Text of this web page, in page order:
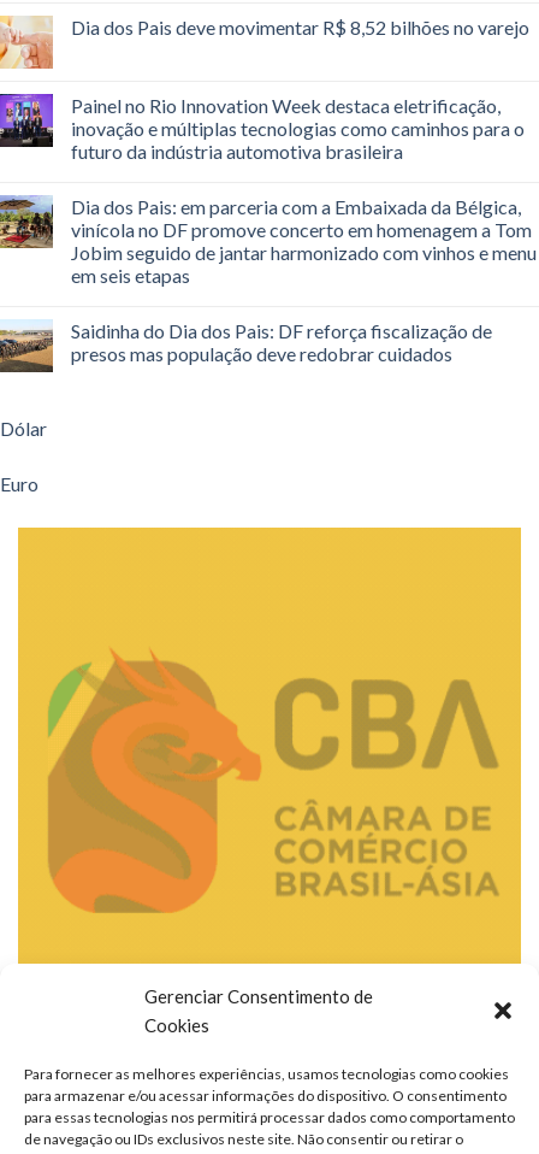
Gerenciar Consentimento de
Cookies
Para fornecer as melhores experiências, usamos tecnologias como cookies
para armazenar e/ou acessar informações do dispositivo. O consentimento
para essas tecnologias nos permitirá processar dados como comportamento
de navegação ou IDs exclusivos neste site. Não consentir ou retirar o
Dia dos Pais deve movimentar R$ 8,52 bilhões no varejo
Painel no Rio Innovation Week destaca eletrificação,
inovação e múltiplas tecnologias como caminhos para o
futuro da indústria automotiva brasileira
Dia dos Pais: em parceria com a Embaixada da Bélgica,
vinícola no DF promove concerto em homenagem a Tom
Jobim seguido de jantar harmonizado com vinhos e menu
em seis etapas
Saidinha do Dia dos Pais: DF reforça fiscalização de
presos mas população deve redobrar cuidados
Dólar
Euro